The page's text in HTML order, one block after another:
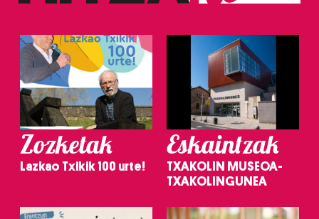
Zozketak
Lazkao Txikik 100 urte!
Eskaintzak
TXAKOLIN MUSEOA-
TXAKOLINGUNEA